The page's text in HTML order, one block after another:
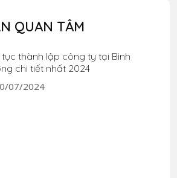
QUAN TÂM
tục thành lập công ty tại Bình
chi tiết nhất 2024
07/2024